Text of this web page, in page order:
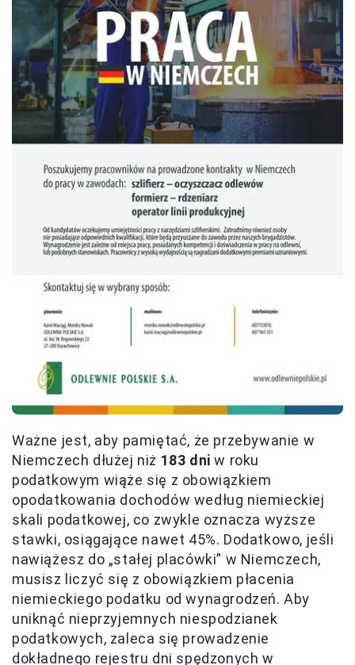
Ważne jest, aby pamiętać, że przebywanie w
Niemczech dłużej niż 183 dni w roku
podatkowym wiąże się z obowiązkiem
opodatkowania dochodów według niemieckiej
skali podatkowej, co zwykle oznacza wyższe
stawki, osiągające nawet 45%. Dodatkowo, jeśli
nawiążesz do „stałej placówki” w Niemczech,
musisz liczyć się z obowiązkiem płacenia
niemieckiego podatku od wynagrodzeń. Aby
uniknąć nieprzyjemnych niespodzianek
podatkowych, zaleca się prowadzenie
dokładnego rejestru dni spędzonych w